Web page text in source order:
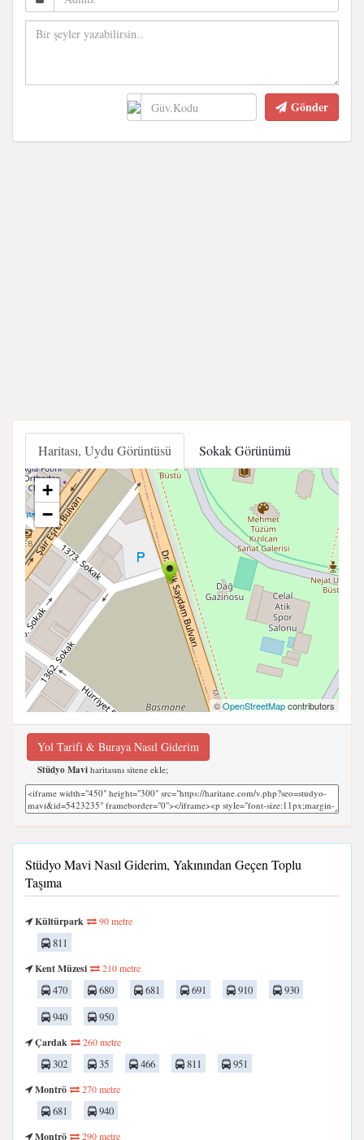
Gönder
Haritası, Uydu Görüntüsü Sokak Görünümü
+
−
©OpenStreetMapcontributors
Yol Tarifi & Buraya Nasıl Giderim
Stüdyo Mavi haritasını sitene ekle;
Stüdyo Mavi Nasıl Giderim, Yakınından Geçen Toplu
Taşıma
Kültürpark 90 metre
811
Kent Müzesi
210 metre
470 680 681 691 910
930
940
950
Çardak
260 metre
302 35 466 811
951
Montrö
270 metre
681
940
Montrö
290 metre